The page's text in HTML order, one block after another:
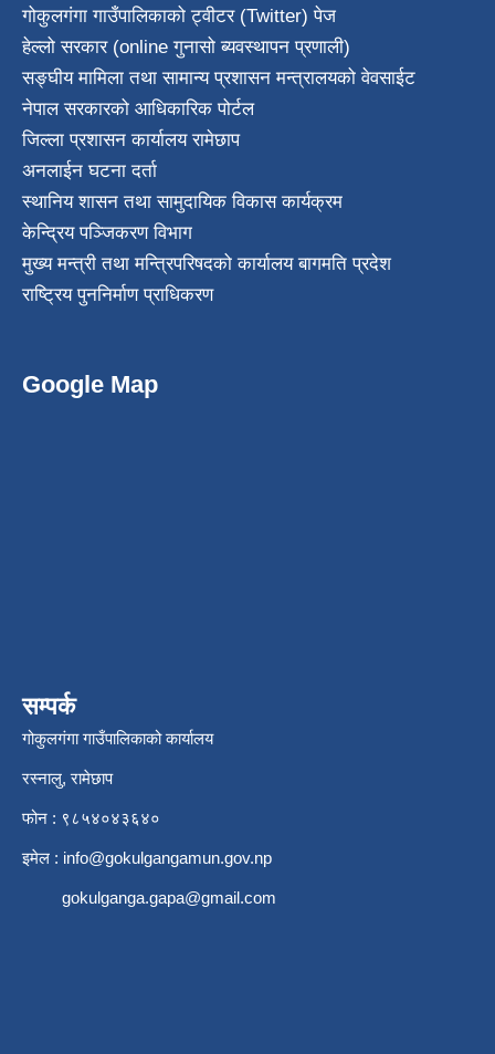
गोकुलगंगा गाउँपालिकाको ट्वीटर (Twitter) पेज
हेल्लो सरकार (online गुनासो ब्यवस्थापन प्रणाली)
सङ्घीय मामिला तथा सामान्य प्रशासन मन्त्रालयको वेवसाईट
नेपाल सरकारको आधिकारिक पोर्टल
जिल्ला प्रशासन कार्यालय रामेछाप
अनलाईन घटना दर्ता
स्थानिय शासन तथा सामुदायिक विकास कार्यक्रम
केन्द्रिय पञ्जिकरण विभाग
मुख्य मन्त्री तथा मन्त्रिपरिषदको कार्यालय बागमति प्रदेश
राष्ट्रिय पुननिर्माण प्राधिकरण
Google Map
सम्पर्क
गोकुलगंगा गाउँपालिकाको कार्यालय
रस्नालु, रामेछाप
फोन : ९८५४०४३६४०
इमेल : info@gokulgangamun.gov.np
gokulganga.gapa@gmail.com